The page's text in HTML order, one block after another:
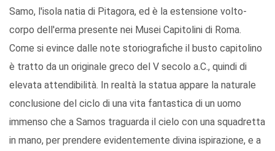
Samo, l'isola natia di Pitagora, ed è la estensione volto-
corpo dell'erma presente nei Musei Capitolini di Roma.
Come si evince dalle note storiografiche il busto capitolino
è tratto da un originale greco del V secolo a.C., quindi di
elevata attendibilità. In realtà la statua appare la naturale
conclusione del ciclo di una vita fantastica di un uomo
immenso che a Samos traguarda il cielo con una squadretta
in mano, per prendere evidentemente divina ispirazione, e a